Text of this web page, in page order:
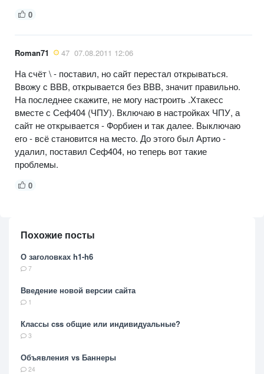
0
Roman71 47 07.08.2011 12:06
На счёт \ - поставил, но сайт перестал открываться.
Ввожу с ВВВ, открывается без ВВВ, значит правильно.
На последнее скажите, не могу настроить .Хтакесс
вместе с Сеф404 (ЧПУ). Включаю в настройках ЧПУ, а
сайт не открывается - Форбиен и так далее. Выключаю
его - всё становится на место. До этого был Артио -
удалил, поставил Сеф404, но теперь вот такие
проблемы.
0
Похожие посты
О заголовках h1-h6
7
Введение новой версии сайта
1
Классы css общие или индивидуальные?
3
Объявления vs Баннеры
24